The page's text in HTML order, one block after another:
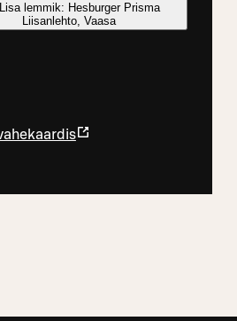
Lisa lemmik: Hesburger Prisma
Liisanlehto, Vaasa